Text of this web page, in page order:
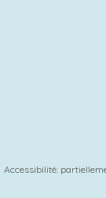
Accessibilité: